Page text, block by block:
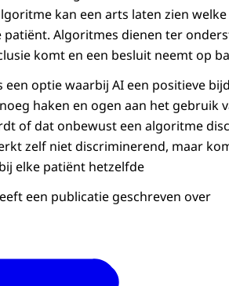
kan een arts laten zien
Algoritmes dienen ter
komt en een besluit neemt op
optie waarbij AI een positieve
haken en ogen aan het gebruik
of dat onbewust een algoritme
zelf niet discriminerend, maar
elke patiënt hetzelfde
een publicatie geschreven over